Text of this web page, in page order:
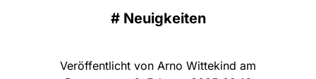
# Neuigkeiten
Veröffentlicht von Arno Wittekind am